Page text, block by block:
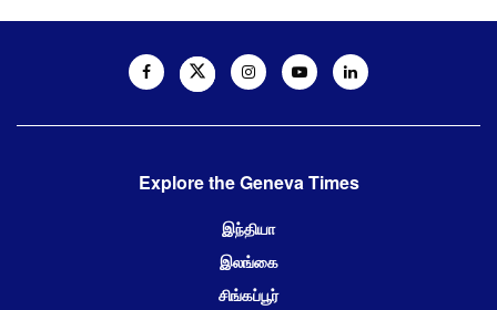
Explore the Geneva Times
இந்தியா
இலங்கை
சிங்கப்பூர்